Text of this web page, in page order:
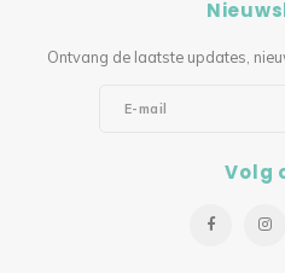
Ontvang de laatste updates,
Volg